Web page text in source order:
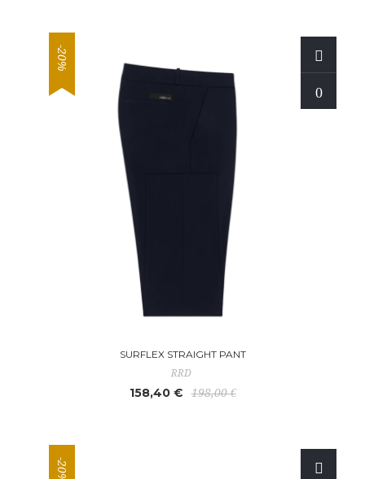
-20%
SURFLEX STRAIGHT PANT
RRD
158,40 € 198,00 €
-20%